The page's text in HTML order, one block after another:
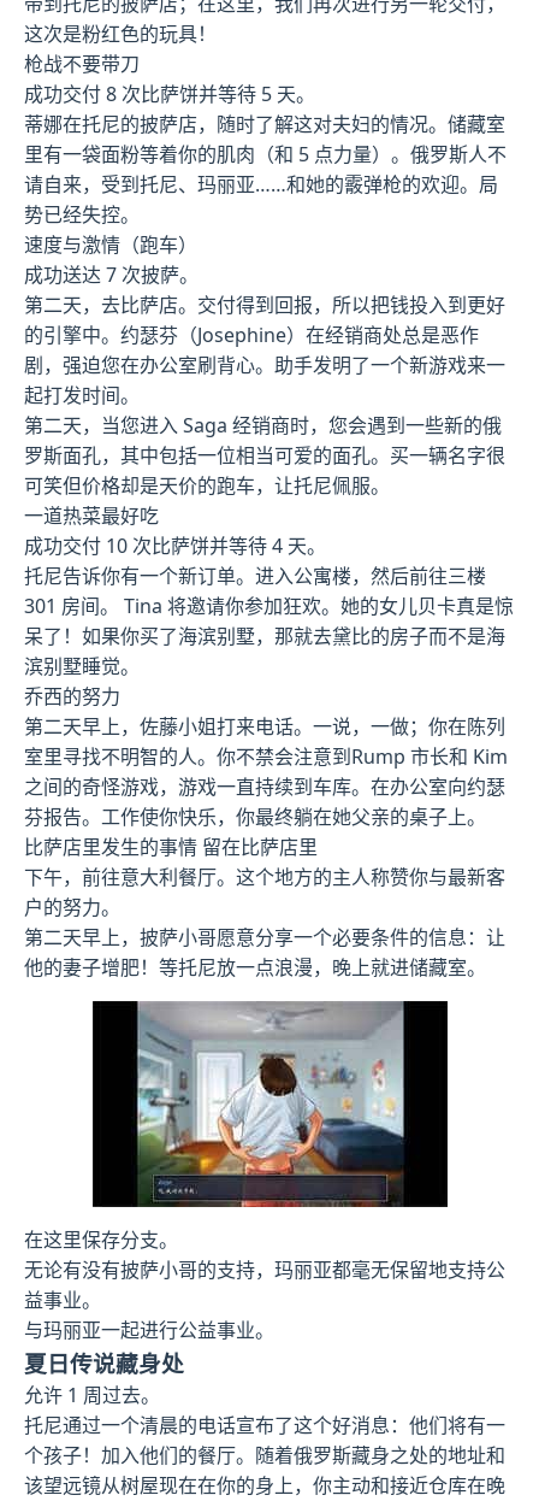
这次是粉红色的玩具！
枪战不要带刀
成功交付 8 次比萨饼并等待 5 天。
蒂娜在托尼的披萨店，随时了解这对夫妇的情况。储藏室
里有一袋面粉等着你的肌肉（和 5 点力量）。俄罗斯人不
请自来，受到托尼、玛丽亚……和她的霰弹枪的欢迎。局
势已经失控。
速度与激情（跑车）
成功送达 7 次披萨。
第二天，去比萨店。交付得到回报，所以把钱投入到更好
的引擎中。约瑟芬（Josephine）在经销商处总是恶作
剧，强迫您在办公室刷背心。助手发明了一个新游戏来一
起打发时间。
第二天，当您进入 Saga 经销商时，您会遇到一些新的俄
罗斯面孔，其中包括一位相当可爱的面孔。买一辆名字很
可笑但价格却是天价的跑车，让托尼佩服。
一道热菜最好吃
成功交付 10 次比萨饼并等待 4 天。
托尼告诉你有一个新订单。进入公寓楼，然后前往三楼
301 房间。 Tina 将邀请你参加狂欢。她的女儿贝卡真是惊
呆了！如果你买了海滨别墅，那就去黛比的房子而不是海
滨别墅睡觉。
乔西的努力
第二天早上，佐藤小姐打来电话。一说，一做；你在陈列
室里寻找不明智的人。你不禁会注意到Rump 市长和 Kim
之间的奇怪游戏，游戏一直持续到车库。在办公室向约瑟
芬报告。工作使你快乐，你最终躺在她父亲的桌子上。
比萨店里发生的事情 留在比萨店里
下午，前往意大利餐厅。这个地方的主人称赞你与最新客
户的努力。
第二天早上，披萨小哥愿意分享一个必要条件的信息：让
他的妻子增肥！等托尼放一点浪漫，晚上就进储藏室。
在这里保存分支。
无论有没有披萨小哥的支持，玛丽亚都毫无保留地支持公
益事业。
与玛丽亚一起进行公益事业。
夏日传说藏身处
允许 1 周过去。
托尼通过一个清晨的电话宣布了这个好消息：他们将有一
个孩子！加入他们的餐厅。随着俄罗斯藏身之处的地址和
该望远镜从树屋现在在你的身上，你主动和接近仓库在晚